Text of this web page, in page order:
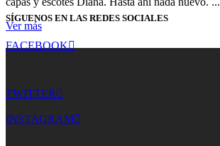
Ver más
SÍGUENOS EN LAS REDES SOCIALES
FACEBOOK
TWITTER
INSTAGRAM